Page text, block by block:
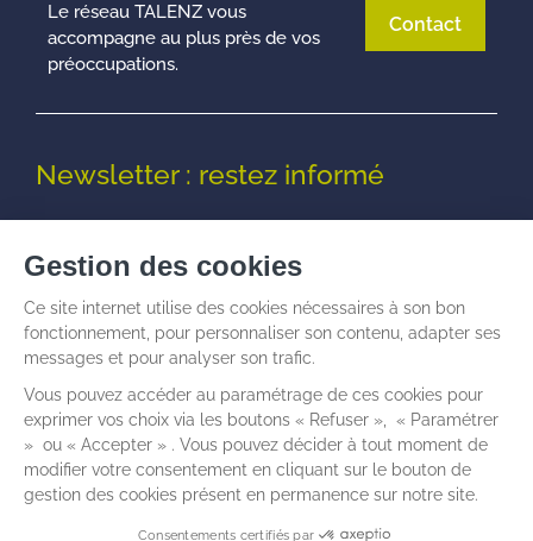
Le réseau TALENZ vous
accompagne au plus près de vos
préoccupations.
Contact
Newsletter : restez informé